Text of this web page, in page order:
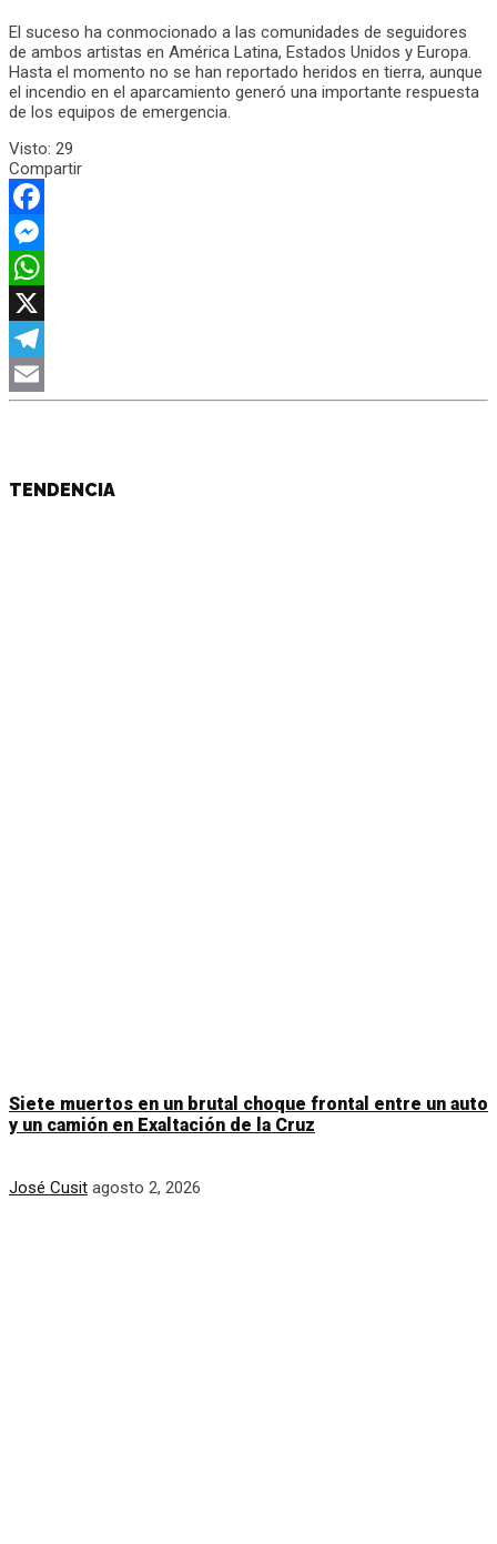
El suceso ha conmocionado a las comunidades de seguidores
de ambos artistas en América Latina, Estados Unidos y Europa.
Hasta el momento no se han reportado heridos en tierra, aunque
el incendio en el aparcamiento generó una importante respuesta
de los equipos de emergencia.
Visto: 29
Compartir
Facebook
Messenger
WhatsApp
X
Telegram
TENDENCIA
Siete muertos en un brutal choque frontal entre un auto
y un camión en Exaltación de la Cruz
José Cusit agosto 2, 2026